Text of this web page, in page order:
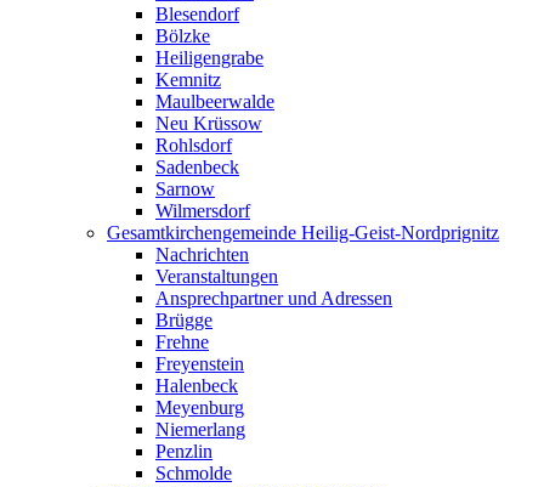
Blesendorf
Bölzke
Heiligengrabe
Kemnitz
Maulbeerwalde
Neu Krüssow
Rohlsdorf
Sadenbeck
Sarnow
Wilmersdorf
Gesamtkirchengemeinde Heilig-Geist-Nordprignitz
Nachrichten
Veranstaltungen
Ansprechpartner und Adressen
Brügge
Frehne
Freyenstein
Halenbeck
Meyenburg
Niemerlang
Penzlin
Schmolde